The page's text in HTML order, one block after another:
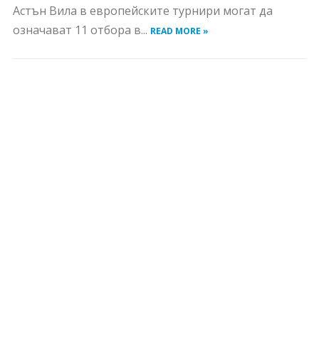
Астън Вила в европейските турнири могат да
означават 11 отбора в... READ MORE »